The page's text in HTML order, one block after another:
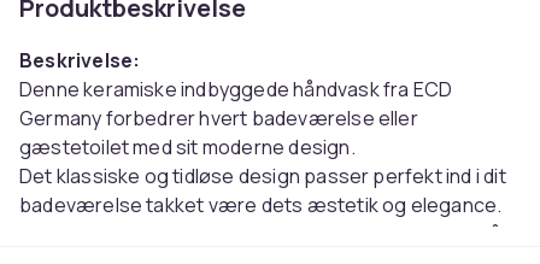
Produktbeskrivelse
Beskrivelse:
Denne keramiske indbyggede håndvask fra ECD
Germany forbedrer hvert badeværelse eller
gæstetoilet med sit moderne design.
Det klassiske og tidløse design passer perfekt ind i dit
badeværelse takket være dets æstetik og elegance.
Vaskearealet med det trapesformede bassin er også